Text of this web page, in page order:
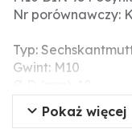
Nr porównawczy:
Typ:
Gwint: M10
Pokaż więcej